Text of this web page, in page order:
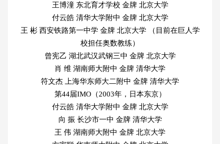
王博潼 东北育才学校 金牌 北京大学
付云皓 清华大学附中 金牌 北京大学
王 彬 西安铁路第一中学 金牌 北京大学 （目前在巨人学
校担任奥数教练）
曾宪乙 湖北武汉武钢三中 金牌 北京大学
肖 维 湖南师大附中 金牌 清华大学
符文杰 上海华东师大二附中 金牌 清华大学
第44届IMO（2003年，日本东京）
付云皓 清华大学附中 金牌 北京大学
向 振 长沙市一中 金牌 清华大学
王 伟 湖南师大附中 金牌 北京大学